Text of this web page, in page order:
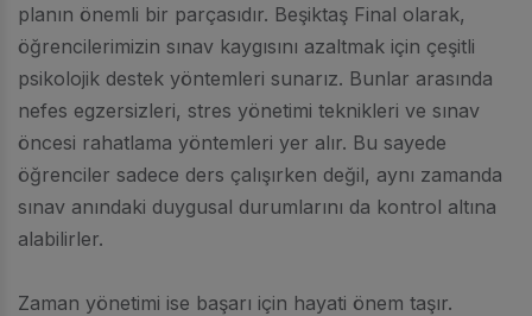
planın önemli bir parçasıdır. Beşiktaş Final olarak,
öğrencilerimizin sınav kaygısını azaltmak için çeşitli
psikolojik destek yöntemleri sunarız. Bunlar arasında
nefes egzersizleri, stres yönetimi teknikleri ve sınav
öncesi rahatlama yöntemleri yer alır. Bu sayede
öğrenciler sadece ders çalışırken değil, aynı zamanda
sınav anındaki duygusal durumlarını da kontrol altına
alabilirler.
Zaman yönetimi ise başarı için hayati önem taşır.